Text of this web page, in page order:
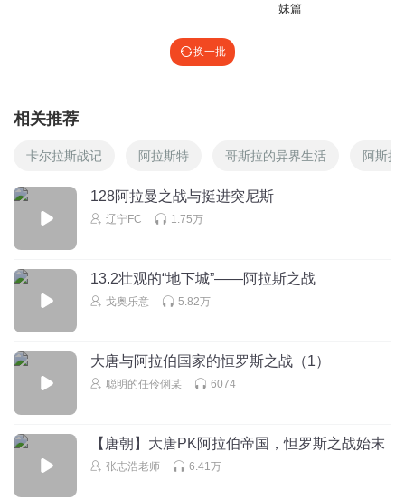
妹篇
换一批
相关推荐
卡尔拉斯战记 阿拉斯特 哥斯拉的异界生活 阿斯拉
128阿拉曼之战与挺进突尼斯
辽宁FC 1.75万
13.2壮观的“地下城”——阿拉斯之战
戈奥乐意 5.82万
大唐与阿拉伯国家的恒罗斯之战（1）
聪明的任伶俐某 6074
【唐朝】大唐PK阿拉伯帝国，怛罗斯之战始末
张志浩老师 6.41万